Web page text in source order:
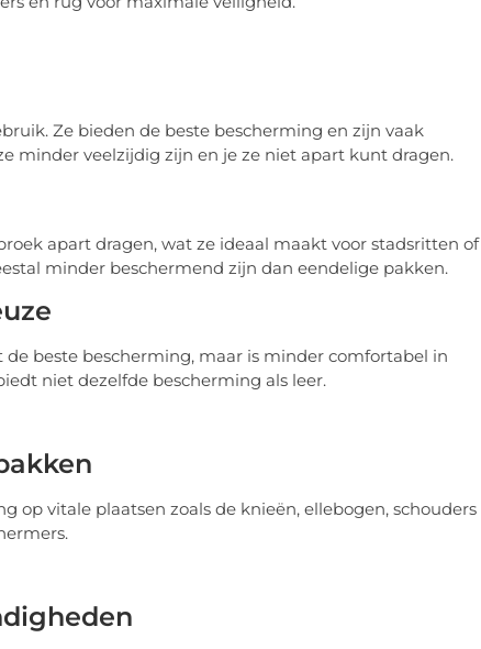
Ze bieden de beste bescherming en zijn vaak
minder veelzijdig zijn en je ze niet apart kunt dragen.
apart dragen, wat ze ideaal maakt voor stadsritten of
minder beschermend zijn dan eendelige pakken.
beste bescherming, maar is minder comfortabel in
niet dezelfde bescherming als leer.
vitale plaatsen zoals de knieën, ellebogen, schouders